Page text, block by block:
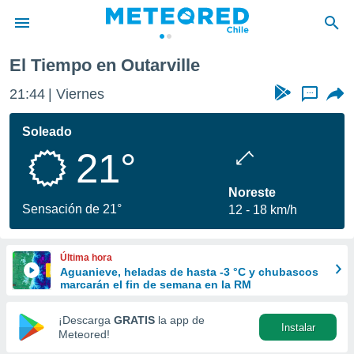
de
por
que se
calidad.
a este
las
y
forma
digital
basada
El Tiempo en Outarville
21:44 Viernes ...
Soleado
21°
Sensación de 21°
Noreste
12
18 km/h
Última hora
Aguanieve, heladas de hasta -3 °C y chubascos
marcarán el fin de semana en la RM
¡Descarga GRATIS la app de
Meteored!
Instalar